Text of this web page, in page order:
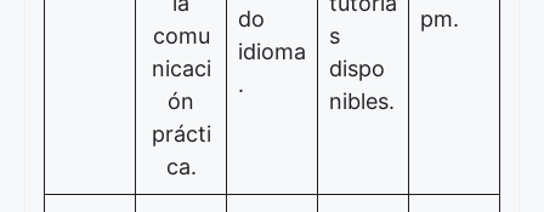
comu
nicaci
ón
prácti
ca.
do
idioma
.
s
dispo
nibles.
pm.